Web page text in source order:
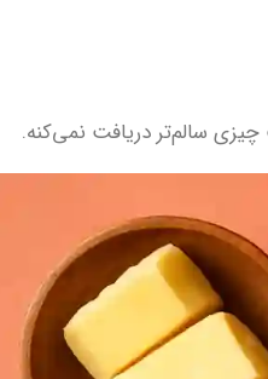
سالم‌تر دریافت نمی‌کنه.